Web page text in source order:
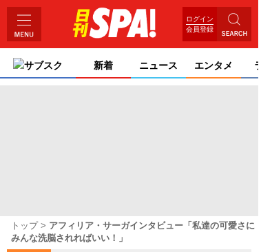
ログイン
会員登録
サブスク 新着 ニュース エンタメ
トップ
アフィリア・サーガインタビュー「私達の可愛さに
みんな洗脳されればいい！」